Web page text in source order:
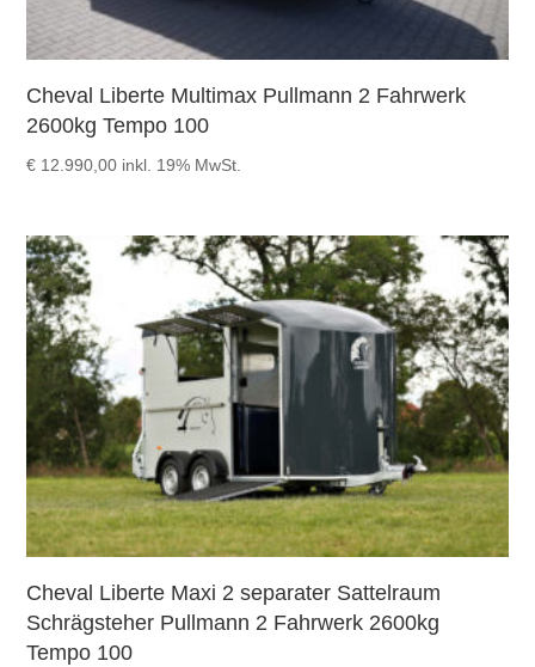
Cheval Liberte Multimax Pullmann 2 Fahrwerk
2600kg Tempo 100
€ 12.990,00 inkl. 19% MwSt.
Cheval Liberte Maxi 2 separater Sattelraum
Schrägsteher Pullmann 2 Fahrwerk 2600kg
Tempo 100